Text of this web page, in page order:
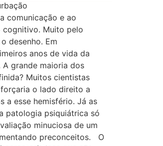
comunicação e ao
cognitivo. Muito pelo
desenho. Em
anos de vida da
grande maioria dos
Muitos cientistas
o lado direito a
a esse hemisfério. Já as
patologia psiquiátrica só
minuciosa de um
preconceitos. O